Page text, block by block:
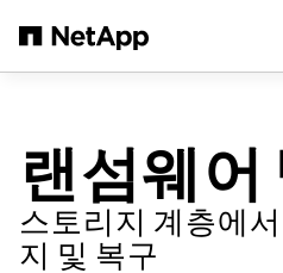
랜섬웨어
스토리지 계층에
지 및 복구